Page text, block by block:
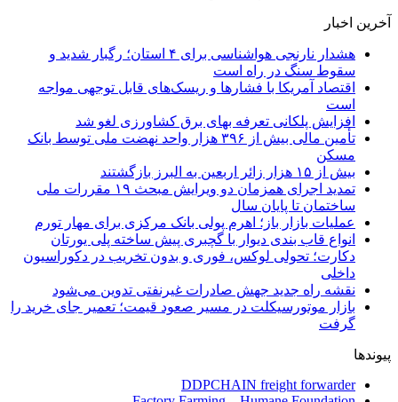
آخرین اخبار
هشدار نارنجی هواشناسی برای ۴ استان؛ رگبار شدید و
سقوط سنگ در راه است
اقتصاد آمریکا با فشارها و ریسک‌های قابل توجهی مواجه
است
افزایش پلکانی تعرفه بهای برق کشاورزی لغو شد
تأمین مالی بیش از ۳۹۶ هزار واحد نهضت ملی توسط بانک
مسکن
بیش از ۱۵ هزار زائر اربعین به البرز بازگشتند
تمدید اجرای همزمان دو ویرایش مبحث ۱۹ مقررات ملی
ساختمان تا پایان سال
عملیات بازار باز؛ اهرم پولی بانک مرکزی برای مهار تورم
انواع قاب بندی دیوار با گچبری پیش ساخته پلی یورتان
دکارت؛ تحولی لوکس، فوری و بدون تخریب در دکوراسیون
داخلی
نقشه راه جدید جهش صادرات غیرنفتی تدوین می‌شود
بازار موتورسیکلت در مسیر صعود قیمت؛ تعمیر جای خرید را
گرفت
پیوندها
DDPCHAIN freight forwarder